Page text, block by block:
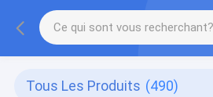
Tous Les Produits (490)